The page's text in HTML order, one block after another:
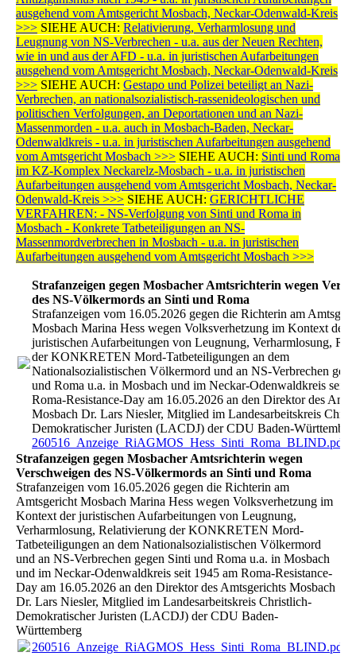
ausgehend vom Amtsgericht Mosbach, Neckar-Odenwald-Kreis
>>> SIEHE AUCH: Relativierung, Verharmlosung und
Leugnung von NS-Verbrechen - u.a. aus der Neuen Rechten,
wie in und aus der AFD - u.a. in juristischen Aufarbeitungen
ausgehend vom Amtsgericht Mosbach, Neckar-Odenwald-Kreis
>>> SIEHE AUCH: Gestapo und Polizei beteiligt an Nazi-
Verbrechen, an nationalsozialistisch-rassenideologischen und
politischen Verfolgungen, an Deportationen und an Nazi-
Massenmorden - u.a. auch in Mosbach-Baden, Neckar-
Odenwaldkreis - u.a. in juristischen Aufarbeitungen ausgehend
vom Amtsgericht Mosbach >>> SIEHE AUCH: Sinti und Roma
im KZ-Komplex Neckarelz-Mosbach - u.a. in juristischen
Aufarbeitungen ausgehend vom Amtsgericht Mosbach, Neckar-
Odenwald-Kreis >>> SIEHE AUCH: GERICHTLICHE
VERFAHREN: - NS-Verfolgung von Sinti und Roma in
Mosbach - Konkrete Tatbeteiligungen an NS-
Massenmordverbrechen in Mosbach - u.a. in juristischen
Aufarbeitungen ausgehend vom Amtsgericht Mosbach >>>
Strafanzeigen gegen Mosbacher Amtsrichterin wegen
des NS-Völkermords an Sinti und Roma
Strafanzeigen vom 16.05.2026 gegen die Richterin am
Mosbach Marina Hess wegen Volksverhetzung im Kontext der
juristischen Aufarbeitungen von Leugnung, Verharmlosung,
der KONKRETEN Mord-Tatbeteiligungen an dem
Nationalsozialistischen Völkermord und an NS-Verbrechen
und Roma u.a. in Mosbach und im Neckar-Odenwaldkreis seit
Roma-Resistance-Day am 16.05.2026 an den Direktor des
Mosbach Dr. Lars Niesler, Mitglied im Landesarbeitskreis
Demokratischer Juristen (LACDJ) der CDU Baden-
260516_Anzeige_RiAGMOS_Hess_Sinti_Roma_BLIND.pdf
Strafanzeigen gegen Mosbacher Amtsrichterin wegen
Verschweigen des NS-Völkermords an Sinti und Roma
Strafanzeigen vom 16.05.2026 gegen die Richterin am
Amtsgericht Mosbach Marina Hess wegen Volksverhetzung im
Kontext der juristischen Aufarbeitungen von Leugnung,
Verharmlosung, Relativierung der KONKRETEN Mord-
Tatbeteiligungen an dem Nationalsozialistischen Völkermord
und an NS-Verbrechen gegen Sinti und Roma u.a. in Mosbach
und im Neckar-Odenwaldkreis seit 1945 am Roma-Resistance-
Day am 16.05.2026 an den Direktor des Amtsgerichts Mosbach
Dr. Lars Niesler, Mitglied im Landesarbeitskreis Christlich-
Demokratischer Juristen (LACDJ) der CDU Baden-
Württemberg
260516_Anzeige_RiAGMOS_Hess_Sinti_Roma_BLIND.pdf